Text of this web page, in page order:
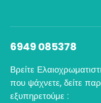
6949 085378
Βρείτε
που ψάχνετε, δείτε
εξυπηρετούμε :